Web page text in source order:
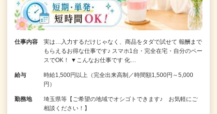
仕事内容
実は…入力するだけじゃなく、商品をタダで試せて 報酬まで
もらえるお得な仕事です♪ スマホ1台・完全在宅・自分のペー
スでOK！ ▼こんなお仕事です 化…
給与
時給1,500円以上（完全出来高制／時間額1,500円～5,000
円）
勤務地
埼玉県等【ご希望の地域でオシゴトできます♪ お気軽にご
相談ください！】